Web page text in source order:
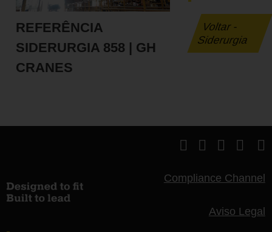
REFERÊNCIA
SIDERURGIA 858 | GH
CRANES
Voltar -
Siderurgia
Compliance Channel
Aviso Legal